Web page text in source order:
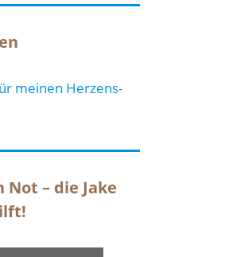
meinen Herzens-
Not – die Jake